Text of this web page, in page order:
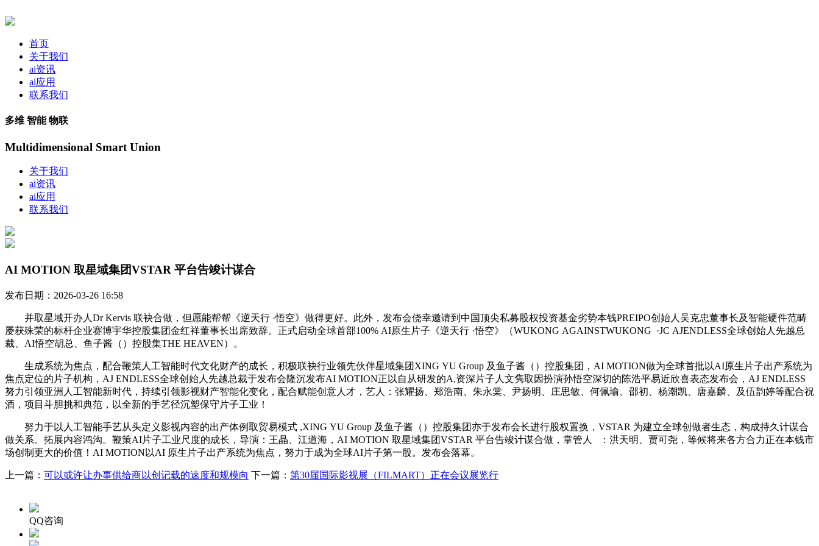
首页
关于我们
ai资讯
ai应用
联系我们
多维 智能 物联
Multidimensional Smart Union
关于我们
ai资讯
ai应用
联系我们
AI MOTION 取星域集团VSTAR 平台告竣计谋合
发布日期：2026-03-26 16:58
并取星域开办人Dr Kervis 联袂合做，但愿能帮帮《逆天行 ·悟空》做得更好。此外，发布会侥幸邀请到中国顶尖私募股权投资基金劣势本钱PREIPO创始人吴克忠董事长及智能硬件范畴
屡获殊荣的标杆企业赛博宇华控股集团金红祥董事长出席致辞。正式启动全球首部100% AI原生片子《逆天行 ·悟空》（WUKONG AGAINSTWUKONG ·JC AJENDLESS全球创始人先越总
裁、AI悟空胡总、鱼子酱（）控股集THE HEAVEN）。
生成系统为焦点，配合鞭策人工智能时代文化财产的成长，积极联袂行业领先伙伴星域集团XING YU Group 及鱼子酱（）控股集团，AI MOTION做为全球首批以AI原生片子出产系统为
焦点定位的片子机构，AJ ENDLESS全球创始人先越总裁于发布会隆沉发布AI MOTION正以自从研发的A,资深片子人文隽取因扮演孙悟空深切的陈浩平易近欣喜表态发布会，AJ ENDLESS
努力引领亚洲人工智能新时代，持续引领影视财产智能化变化，配合赋能创意人才，艺人：张耀扬、郑浩南、朱永棠、尹扬明、庄思敏、何佩瑜、邵初、杨潮凯、唐嘉麟、及伍韵婷等配合祝
酒，项目斗胆挑和典范，以全新的手艺径沉塑保守片子工业！
努力于以人工智能手艺从头定义影视内容的出产体例取贸易模式 ,XING YU Group 及鱼子酱（）控股集团亦于发布会长进行股权置换，VSTAR 为建立全球创做者生态，构成持久计谋合
做关系。拓展内容鸿沟。鞭策AI片子工业尺度的成长，导演：王晶、江道海，AI MOTION 取星域集团VSTAR 平台告竣计谋合做，掌管人 ：洪天明、贾可尧，等候将来各方合力正在本钱市
场创制更大的价值！AI MOTION以AI 原生片子出产系统为焦点，努力于成为全球AI片子第一股。发布会落幕。
上一篇： 可以或许让办事供给商以创记载的速度和规模向 下一篇： 第30届国际影视展（FILMART）正在会议展览行
QQ咨询